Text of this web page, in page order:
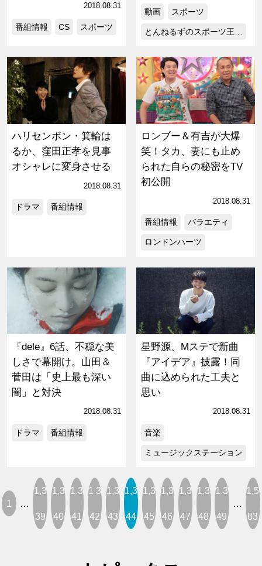
2018.08.31
番組情報 CS スポーツ
動画 スポーツ
とんねるずのスポーツ王…
ハリセンボン・箕輪は
るか、窪田正孝を見事
オシャレに変身させる
2018.08.31
ドラマ 番組情報
ロンブー＆有吉が大爆
笑！タカ、妻にも止め
られた自らの秘密をTV
初公開
2018.08.31
番組情報 バラエティ
ロンドンハーツ
『dele』6話、不穏な美
しさで幕開け。山田＆
菅田は「史上最も深い
闇」と対決
2018.08.31
ドラマ 番組情報
星野源、Mステで新曲
『アイデア』披露！同
曲に込められた工夫と
思い
2018.08.31
音楽
ミュージックステーション
1 …
1,3
39
1,3
40
1,3
41
1,3
42
1,3
43
1,3
44
1,3
45
1,3
46
1,3
47
1,3
48
1,3
49
…
1,5
83